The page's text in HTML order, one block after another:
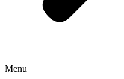
Menu